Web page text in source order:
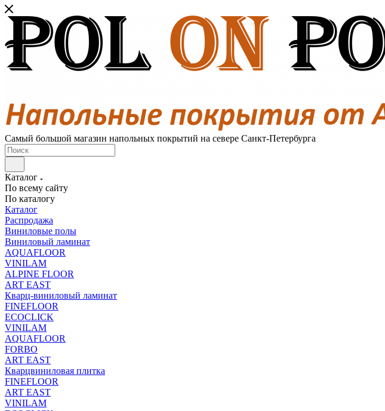
Самый большой магазин напольных покрытий на севере Санкт-Петербурга
Каталог
По всему сайту
По каталогу
Каталог
Распродажа
Виниловые полы
Виниловый ламинат
AQUAFLOOR
VINILAM
ALPINE FLOOR
ART EAST
Кварц-виниловый ламинат
FINEFLOOR
ECOCLICK
VINILAM
AQUAFLOOR
FORBO
ART EAST
Кварцвиниловая плитка
FINEFLOOR
ART EAST
VINILAM